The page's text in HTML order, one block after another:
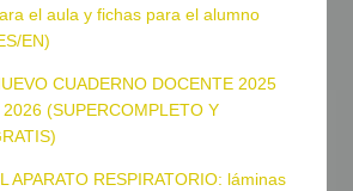
el aula y fichas para el alumno
EN)
CUADERNO DOCENTE 2025
2026 (SUPERCOMPLETO Y
APARATO RESPIRATORIO: láminas